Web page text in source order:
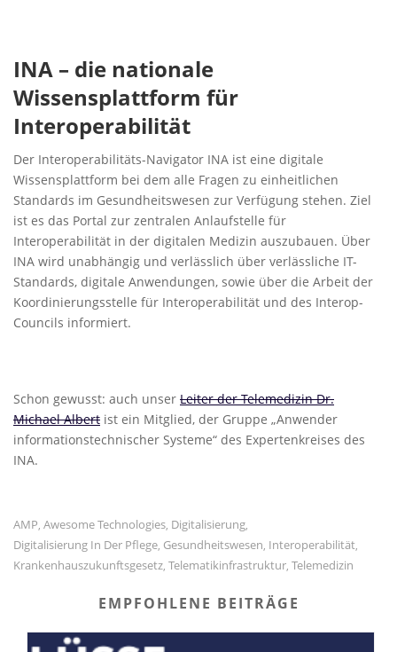
INA – die nationale
Wissensplattform für
Interoperabilität
Der Interoperabilitäts-Navigator INA ist eine digitale
Wissensplattform bei dem alle Fragen zu einheitlichen
Standards im Gesundheitswesen zur Verfügung stehen. Ziel
ist es das Portal zur zentralen Anlaufstelle für
Interoperabilität in der digitalen Medizin auszubauen. Über
INA wird unabhängig und verlässlich über verlässliche IT-
Standards, digitale Anwendungen, sowie über die Arbeit der
Koordinierungsstelle für Interoperabilität und des Interop-
Councils informiert.
Schon gewusst: auch unser Leiter der Telemedizin Dr.
Michael Albert ist ein Mitglied, der Gruppe „Anwender
informationstechnischer Systeme“ des Expertenkreises des
INA.
AMP Awesome Technologies Digitalisierung
Digitalisierung In Der Pflege Gesundheitswesen Interoperabilität
Krankenhauszukunftsgesetz Telematikinfrastruktur Telemedizin
EMPFOHLENE BEITRÄGE